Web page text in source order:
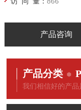
产品咨询
产品分类
我们相信好的产品